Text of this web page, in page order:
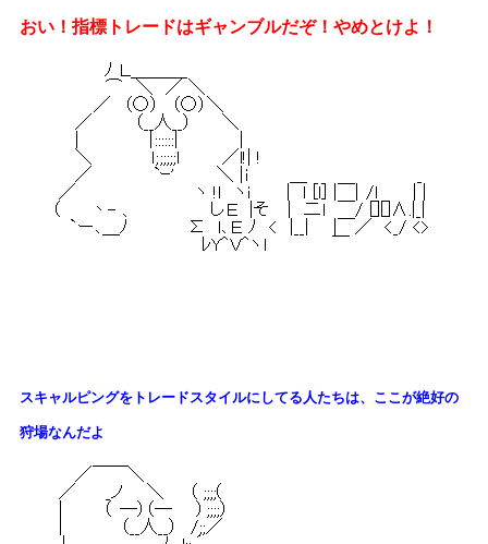
おい！指標トレードはギャンブルだぞ！やめとけよ！
スキャルピングをトレードスタイルにしてる人たちは、 ここが絶好の
狩場なんだよ